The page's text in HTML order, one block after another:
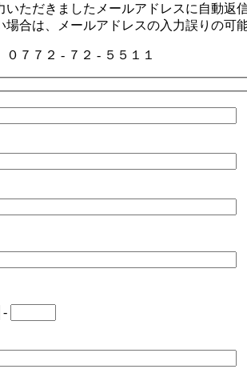
ただきましたメールアドレスに自動返
合は、メールアドレスの入力誤りの可
７２ - ７２ - ５５１１
-